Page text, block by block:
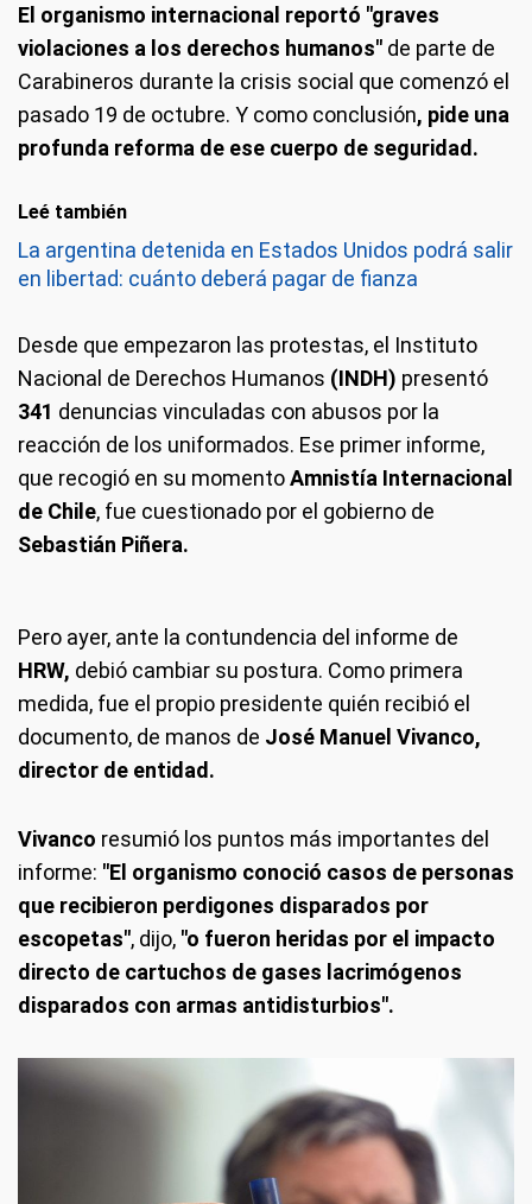
El organismo internacional reportó "graves
violaciones a los derechos humanos" de parte de
Carabineros durante la crisis social que comenzó el
pasado 19 de octubre. Y como conclusión, pide una
profunda reforma de ese cuerpo de seguridad.
Leé también
La argentina detenida en Estados Unidos podrá salir
en libertad: cuánto deberá pagar de fianza
Desde que empezaron las protestas, el Instituto
Nacional de Derechos Humanos (INDH) presentó
341 denuncias vinculadas con abusos por la
reacción de los uniformados. Ese primer informe,
que recogió en su momentoAmnistía Internacional
de Chile, fue cuestionado por el gobierno de
Sebastián Piñera.
Pero ayer, ante la contundencia del informe de
HRW, debió cambiar su postura. Como primera
medida, fue el propio presidente quién recibió el
documento, de manos de José Manuel Vivanco,
director de entidad.
Vivanco resumió los puntos más importantes del
informe: "El organismo conoció casos de personas
que recibieron perdigones disparados por
escopetas", dijo, "o fueron heridas por el impacto
directo de cartuchos de gases lacrimógenos
disparados con armas antidisturbios".